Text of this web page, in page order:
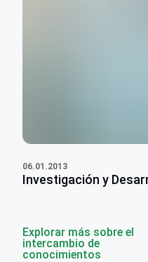
06.01.2013
Investigación y
Explorar más sobre el
intercambio de
conocimientos